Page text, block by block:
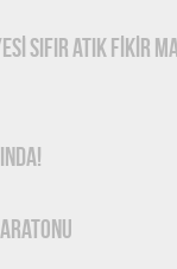
SIFIR ATIK FİKİR